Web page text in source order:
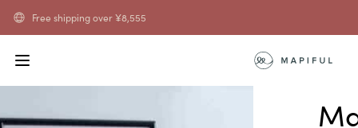
Free shipping over¥8,555